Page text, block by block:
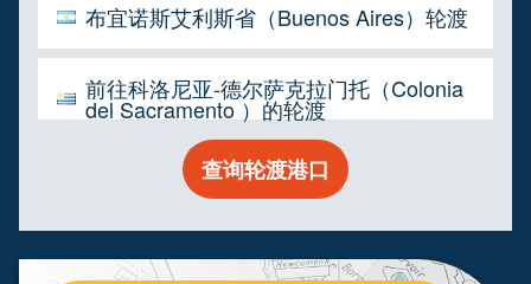
布宜诺斯艾利斯省（Buenos Aires）轮渡
前往科洛尼亚-德尔萨克拉门托（Colonia
del Sacramento ）的轮渡
查询轮渡港口